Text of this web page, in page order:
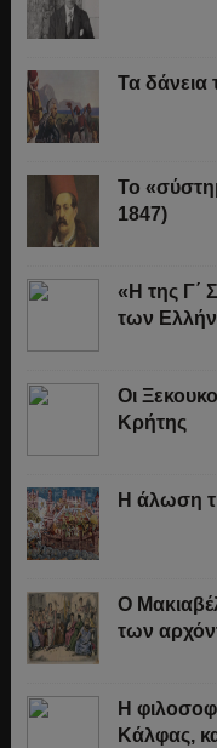
Τα δάνεια
Το
1847)
«Η της Γ΄
των
Οι
Κρήτης
Η άλωση
Ο
των
Η
Κάλφας,